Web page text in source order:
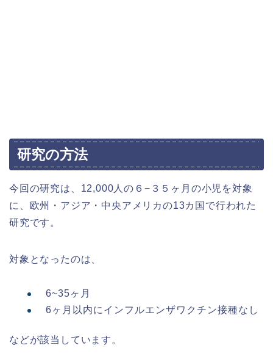
研究の方法
今回の研究は、12,000人の６−３５ヶ月の小児を対象
に、欧州・アジア・中央アメリカの13カ国で行われた
研究です。
対象となったのは、
6~35ヶ月
6ヶ月以内にインフルエンザワクチン接種なし
などが該当しています。